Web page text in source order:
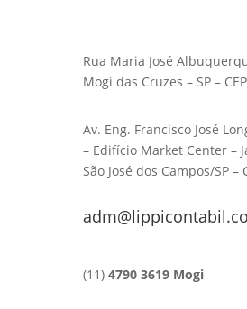
Rua Maria José
Mogi das Cruzes – SP –
Av. Eng. Francisco José
– Edifício Market Center –
São José dos Campos/SP –
(11) 4790 3619 Mogi